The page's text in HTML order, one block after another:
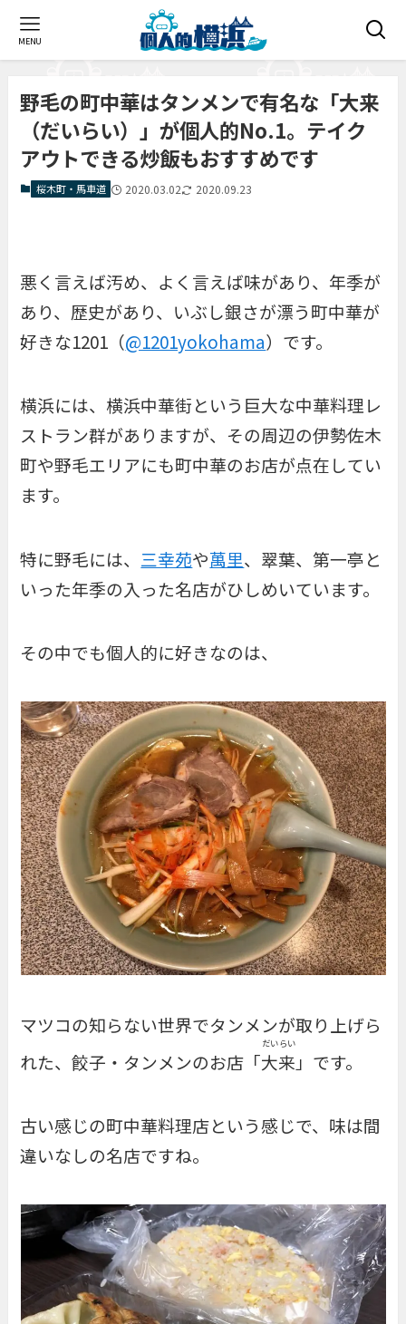
MENU
野毛の町中華はタンメンで有名な「大来
（だいらい）」が個人的No.1。テイク
アウトできる炒飯もおすすめです
桜木町・馬車道 2020.03.02 2020.09.23
悪く言えば汚め、よく言えば味があり、年季が
あり、歴史があり、いぶし銀さが漂う町中華が
好きな1201（@1201yokohama）です。
横浜には、横浜中華街という巨大な中華料理レ
ストラン群がありますが、その周辺の伊勢佐木
町や野毛エリアにも町中華のお店が点在してい
ます。
特に野毛には、 三幸苑や萬里、翠葉、第一亭と
いった年季の入った名店がひしめいています。
その中でも個人的に好きなのは、
マツコの知らない世界でタンメンが取り上げら
れた、餃子・タンメンのお店「大
だい
来
らい
」です。
古い感じの町中華料理店という感じで、味は間
違いなしの名店ですね。